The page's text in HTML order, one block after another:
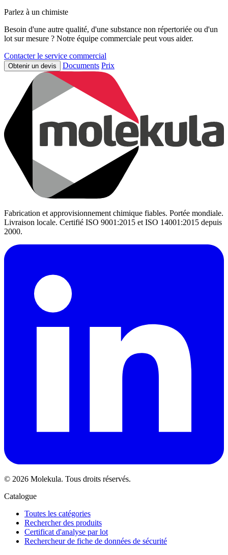
Parlez à un chimiste
Besoin d'une autre qualité, d'une substance non répertoriée ou d'un
lot sur mesure ? Notre équipe commerciale peut vous aider.
Contacter le service commercial
Obtenir un devis Documents Prix
Fabrication et approvisionnement chimique fiables. Portée mondiale.
Livraison locale. Certifié ISO 9001:2015 et ISO 14001:2015 depuis
2000.
© 2026 Molekula. Tous droits réservés.
Catalogue
Toutes les catégories
Rechercher des produits
Certificat d'analyse par lot
Rechercheur de fiche de données de sécurité